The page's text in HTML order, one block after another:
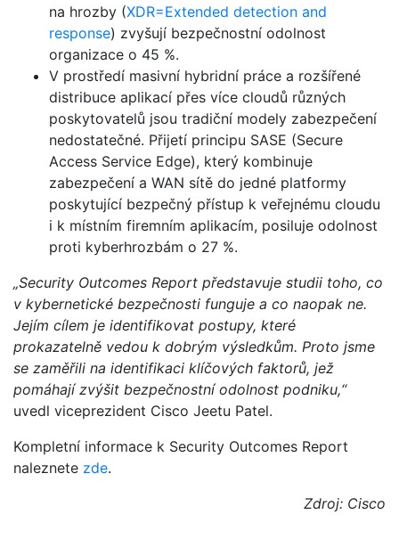
na hrozby (XDR=Extended detection and
response) zvyšují bezpečnostní odolnost
organizace o 45 %.
V prostředí masivní hybridní práce a rozšířené
distribuce aplikací přes více cloudů různých
poskytovatelů jsou tradiční modely zabezpečení
nedostatečné. Přijetí principu SASE (Secure
Access Service Edge), který kombinuje
zabezpečení a WAN sítě do jedné platformy
poskytující bezpečný přístup k veřejnému cloudu
i k místním firemním aplikacím, posiluje odolnost
proti kyberhrozbám o 27 %.
„Security Outcomes Report představuje studii toho, co
v kybernetické bezpečnosti funguje a co naopak ne.
Jejím cílem je identifikovat postupy, které
prokazatelně vedou k dobrým výsledkům. Proto jsme
se zaměřili na identifikaci klíčových faktorů, jež
pomáhají zvýšit bezpečnostní odolnost podniku,“
uvedl viceprezident Cisco Jeetu Patel.
Kompletní informace k Security Outcomes Report
naleznete zde.
Zdroj: Cisco